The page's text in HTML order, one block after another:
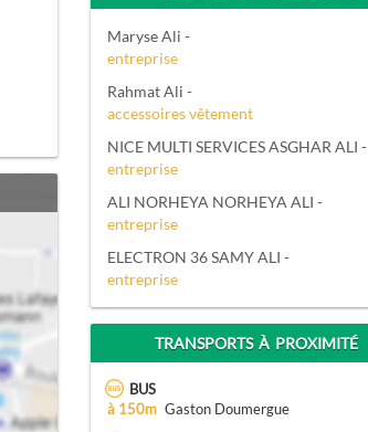
Maryse Ali -
entreprise
Rahmat Ali -
accessoires vêtement
NICE MULTI SERVICES ASGHAR ALI -
entreprise
ALI NORHEYA NORHEYA ALI -
entreprise
ELECTRON 36 SAMY ALI -
entreprise
TRANSPORTS À PROXIMITÉ
BUS
à 150m Gaston Doumergue